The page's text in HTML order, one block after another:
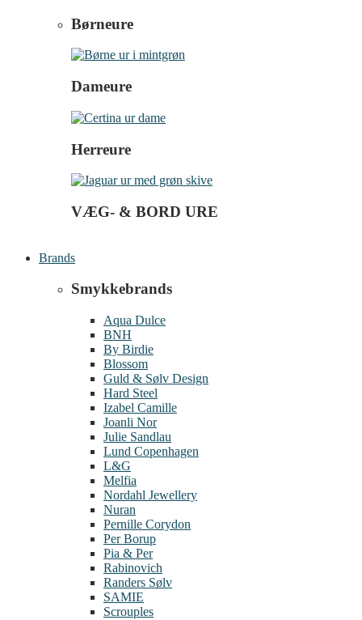
Børneure
Dameure
Herreure
VÆG- & BORD URE
Brands
Smykkebrands
Aqua Dulce
BNH
By Birdie
Blossom
Guld & Sølv Design
Hard Steel
Izabel Camille
Joanli Nor
Julie Sandlau
Lund Copenhagen
L&G
Melfia
Nordahl Jewellery
Nuran
Pernille Corydon
Per Borup
Pia & Per
Rabinovich
Randers Sølv
SAMIE
Scrouples